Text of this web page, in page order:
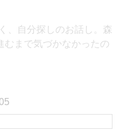
、自分探しのお話し。森
むまで気づかなかったの